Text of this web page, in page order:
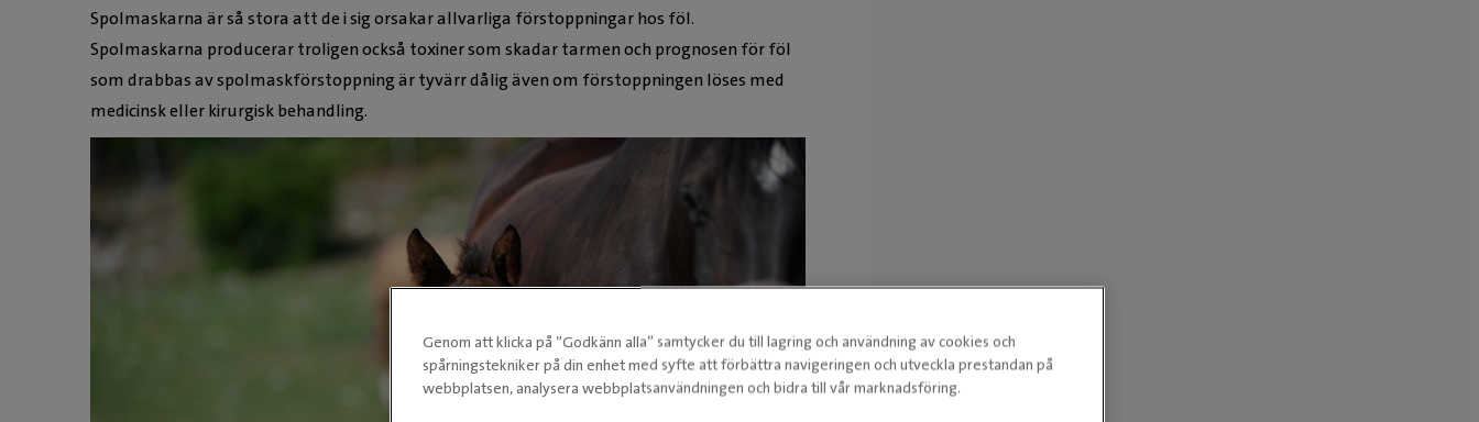
Spolmaskarna är så stora att de i sig orsakar allvarliga förstoppningar hos föl.
Spolmaskarna producerar troligen också toxiner som skadar tarmen och prognosen för föl
som drabbas av spolmaskförstoppning är tyvärr dålig även om förstoppningen löses med
medicinsk eller kirurgisk behandling.
Genom att klicka på ”Godkänn alla” samtycker du till lagring och användning av cookies och
spårningstekniker på din enhet med syfte att förbättra navigeringen och utveckla prestandan på
webbplatsen, analysera webbplatsanvändningen och bidra till vår marknadsföring.